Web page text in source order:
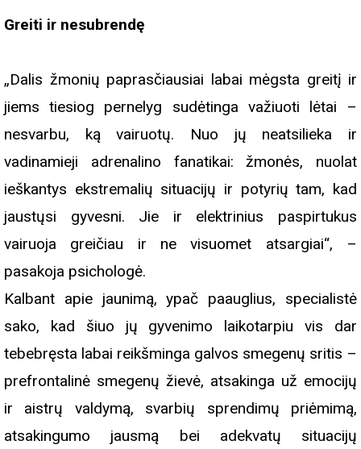
Greiti ir nesubrendę
„Dalis žmonių paprasčiausiai labai mėgsta greitį ir
jiems tiesiog pernelyg sudėtinga važiuoti lėtai –
nesvarbu, ką vairuotų. Nuo jų neatsilieka ir
vadinamieji adrenalino fanatikai: žmonės, nuolat
ieškantys ekstremalių situacijų ir potyrių tam, kad
jaustųsi gyvesni. Jie ir elektrinius paspirtukus
vairuoja greičiau ir ne visuomet atsargiai“, –
pasakoja psichologė.
Kalbant apie jaunimą, ypač paauglius, specialistė
sako, kad šiuo jų gyvenimo laikotarpiu vis dar
tebebręsta labai reikšminga galvos smegenų sritis –
prefrontalinė smegenų žievė, atsakinga už emocijų
ir aistrų valdymą, svarbių sprendimų priėmimą,
atsakingumo jausmą bei adekvatų situacijų